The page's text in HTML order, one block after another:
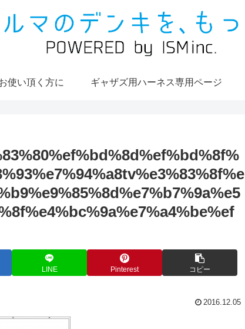
使い頂く方に ギャザズ用ハーネス専用ページ
LINE Pinterest コピー
2016.12.05